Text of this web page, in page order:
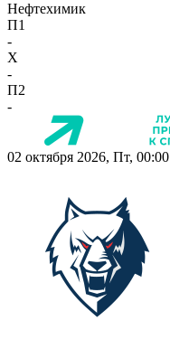
Нефтехимик
П1
-
X
-
П2
-
02 октября 2026, Пт, 00:00